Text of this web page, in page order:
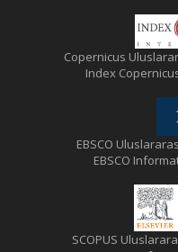
Copernicus
Index
EBSCO
EBSCO
SCOPUS